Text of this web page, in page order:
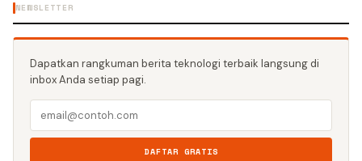
NEWSLETTER
Dapatkan rangkuman berita teknologi terbaik langsung di
inbox Anda setiap pagi.
DAFTAR GRATIS